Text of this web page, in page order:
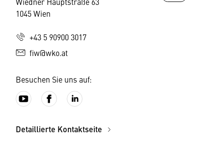
1045 Wien
+43 5 90900 3017
fiw@wko.at
Besuchen Sie uns auf:
Detaillierte Kontaktseite